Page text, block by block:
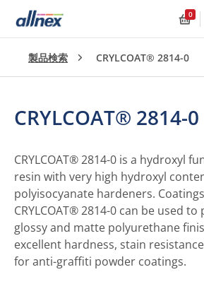
0
製品検索 CRYLCOAT® 2814-0
CRYLCOAT® 2814-0
CRYLCOAT® 2814-0 is a hydroxyl
resin with very high hydroxyl
polyisocyanate hardeners.
CRYLCOAT® 2814-0 can be used
glossy and matte polyurethane
excellent hardness, stain
for anti-graffiti powder coatings.